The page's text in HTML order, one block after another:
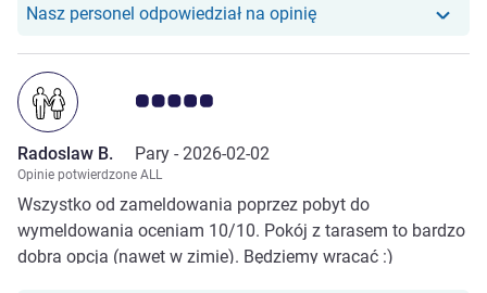
Nasz personel odpowiedział na opinię
Ocena klientów 5.0/5
Radoslaw B. Pary - 2026-02-02
Opinie potwierdzone ALL
Wszystko od zameldowania poprzez pobyt do
wymeldowania oceniam 10/10. Pokój z tarasem to bardzo
dobra opcja (nawet w zimie). Będziemy wracać :)